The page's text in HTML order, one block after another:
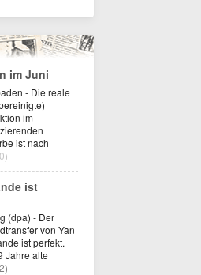
im Juni
- Die reale
im
ist nach
ist
(dpa) - Der
von Yan
ist perfekt.
Jahre alte